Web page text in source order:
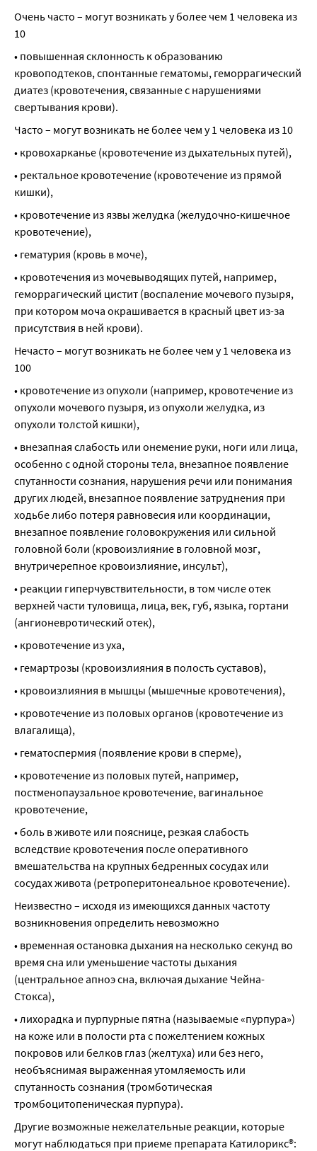
Очень часто – могут возникать у более чем 1 человека из
10
• повышенная склонность к образованию
кровоподтеков, спонтанные гематомы, геморрагический
диатез (кровотечения, связанные с нарушениями
свертывания крови).
Часто – могут возникать не более чем у 1 человека из 10
• кровохарканье (кровотечение из дыхательных путей),
• ректальное кровотечение (кровотечение из прямой
кишки),
• кровотечение из язвы желудка (желудочно-кишечное
кровотечение),
• гематурия (кровь в моче),
• кровотечения из мочевыводящих путей, например,
геморрагический цистит (воспаление мочевого пузыря,
при котором моча окрашивается в красный цвет из-за
присутствия в ней крови).
Нечасто – могут возникать не более чем у 1 человека из
100
• кровотечение из опухоли (например, кровотечение из
опухоли мочевого пузыря, из опухоли желудка, из
опухоли толстой кишки),
• внезапная слабость или онемение руки, ноги или лица,
особенно с одной стороны тела, внезапное появление
спутанности сознания, нарушения речи или понимания
других людей, внезапное появление затруднения при
ходьбе либо потеря равновесия или координации,
внезапное появление головокружения или сильной
головной боли (кровоизлияние в головной мозг,
внутричерепное кровоизлияние, инсульт),
• реакции гиперчувствительности, в том числе отек
верхней части туловища, лица, век, губ, языка, гортани
(ангионевротический отек),
• кровотечение из уха,
• гемартрозы (кровоизлияния в полость суставов),
• кровоизлияния в мышцы (мышечные кровотечения),
• кровотечение из половых органов (кровотечение из
влагалища),
• гематоспермия (появление крови в сперме),
• кровотечение из половых путей, например,
постменопаузальное кровотечение, вагинальное
кровотечение,
• боль в животе или пояснице, резкая слабость
вследствие кровотечения после оперативного
вмешательства на крупных бедренных сосудах или
сосудах живота (ретроперитонеальное кровотечение).
Неизвестно – исходя из имеющихся данных частоту
возникновения определить невозможно
• временная остановка дыхания на несколько секунд во
время сна или уменьшение частоты дыхания
(центральное апноэ сна, включая дыхание Чейна-
Стокса),
• лихорадка и пурпурные пятна (называемые «пурпура»)
на коже или в полости рта с пожелтением кожных
покровов или белков глаз (желтуха) или без него,
необъяснимая выраженная утомляемость или
спутанность сознания (тромботическая
тромбоцитопеническая пурпура).
Другие возможные нежелательные реакции, которые
могут наблюдаться при приеме препарата Катилорикс®: